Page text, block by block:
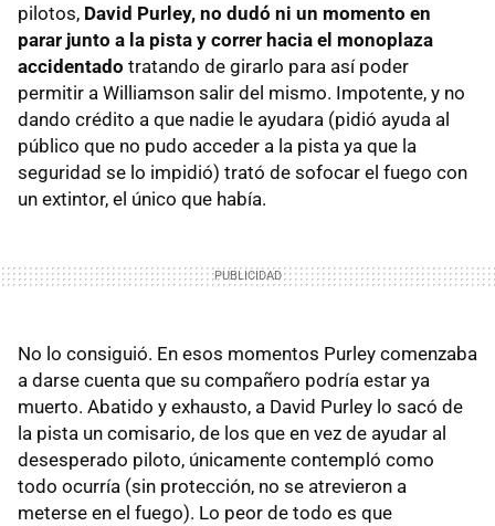
pilotos, David Purley, no dudó ni un momento en
parar junto a la pista y correr hacia el monoplaza
accidentado tratando de girarlo para así poder
permitir a Williamson salir del mismo. Impotente, y no
dando crédito a que nadie le ayudara (pidió ayuda al
público que no pudo acceder a la pista ya que la
seguridad se lo impidió) trató de sofocar el fuego con
un extintor, el único que había.
No lo consiguió. En esos momentos Purley comenzaba
a darse cuenta que su compañero podría estar ya
muerto. Abatido y exhausto, a David Purley lo sacó de
la pista un comisario, de los que en vez de ayudar al
desesperado piloto, únicamente contempló como
todo ocurría (sin protección, no se atrevieron a
meterse en el fuego). Lo peor de todo es que